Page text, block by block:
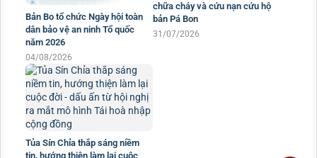
Bản Bo tổ chức Ngày hội toàn
dân bảo vệ an ninh Tổ quốc
năm 2026
04/08/2026
chữa cháy và cứu nạn cứu hộ
bản Pá Bon
31/07/2026
Tủa Sín Chỉa thắp sáng niềm
tin, hướng thiện làm lại cuộc